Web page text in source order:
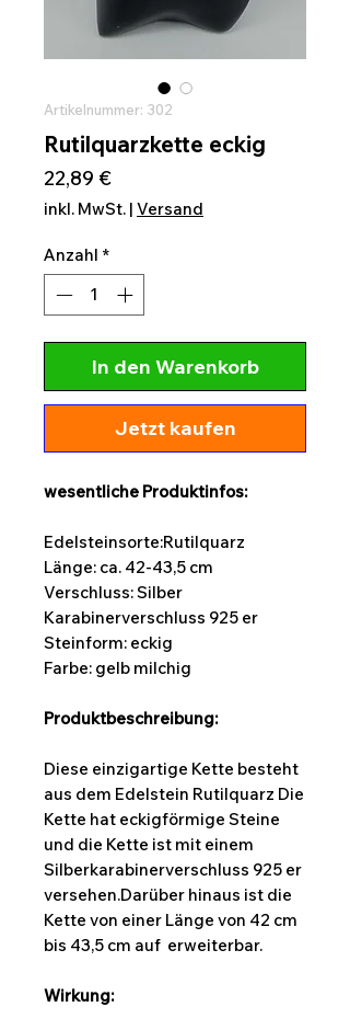
Artikelnummer: 302
Rutilquarzkette eckig
22,89 €Preis
inkl. MwSt. | Versand
Anzahl *
In den Warenkorb
Jetzt kaufen
wesentliche Produktinfos:
Edelsteinsorte:Rutilquarz
Länge: ca. 42-43,5 cm
Verschluss: Silber
Karabinerverschluss 925 er
Steinform: eckig
Farbe: gelb milchig
Produktbeschreibung:
Diese einzigartige Kette besteht
aus dem Edelstein Rutilquarz Die
Kette hat eckigförmige Steine
und die Kette ist mit einem
Silberkarabinerverschluss 925 er
versehen.Darüber hinaus ist die
Kette von einer Länge von 42 cm
bis 43,5 cm auf erweiterbar.
Wirkung: